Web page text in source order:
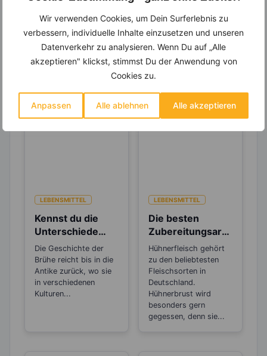
Wir verwenden Cookies, um Dein Surferlebnis zu
verbessern, individuelle Inhalte einzusetzen und unseren
Datenverkehr zu analysieren. Wenn Du auf „Alle
akzeptieren" klickst, stimmst Du der Anwendung von
Cookies zu.
Anpassen Alle ablehnen Alle akzeptieren
Erfahre mehr über die Zutaten
LEBENSMITTEL
Kennst du die
Unterschiede
zwischen Brühe,
Fond und
Bouillon?
Die Geschichte der
Brühe reicht bis in die
Antike zurück, wo sie
in verschiedenen
Kulturen...
LEBENSMITTEL
Die besten
Zubereitungsarte
n für
Hühnerfleisch
Hühnerfleisch gehört
zu den beliebtesten
Fleischsorten in
Deutschland.
Hühnerbrust wird
besonders gern
gegessen, denn sie...